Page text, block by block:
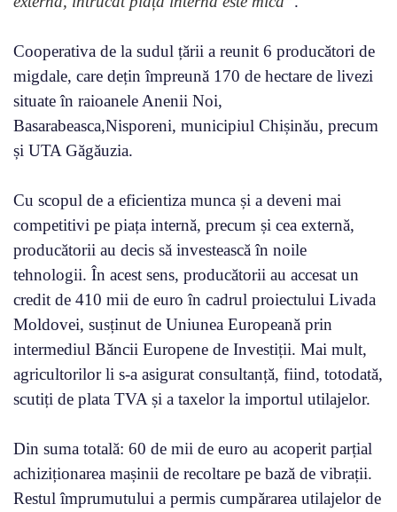
Cooperativa de la sudul țării a reunit 6 producători de
migdale, care dețin împreună 170 de hectare de livezi
situate în raioanele Anenii Noi,
Basarabeasca,Nisporeni, municipiul Chișinău, precum
și UTA Găgăuzia.
Cu scopul de a eficientiza munca și a deveni mai
competitivi pe piața internă, precum și cea externă,
producătorii au decis să investească în noile
tehnologii. În acest sens, producătorii au accesat un
credit de 410 mii de euro în cadrul proiectului Livada
Moldovei, susținut de Uniunea Europeană prin
intermediul Băncii Europene de Investiții. Mai mult,
agricultorilor li s-a asigurat consultanță, fiind, totodată,
scutiți de plata TVA și a taxelor la importul utilajelor.
Din suma totală: 60 de mii de euro au acoperit parțial
achiziționarea mașinii de recoltare pe bază de vibrații.
Restul împrumutului a permis cumpărarea utilajelor de